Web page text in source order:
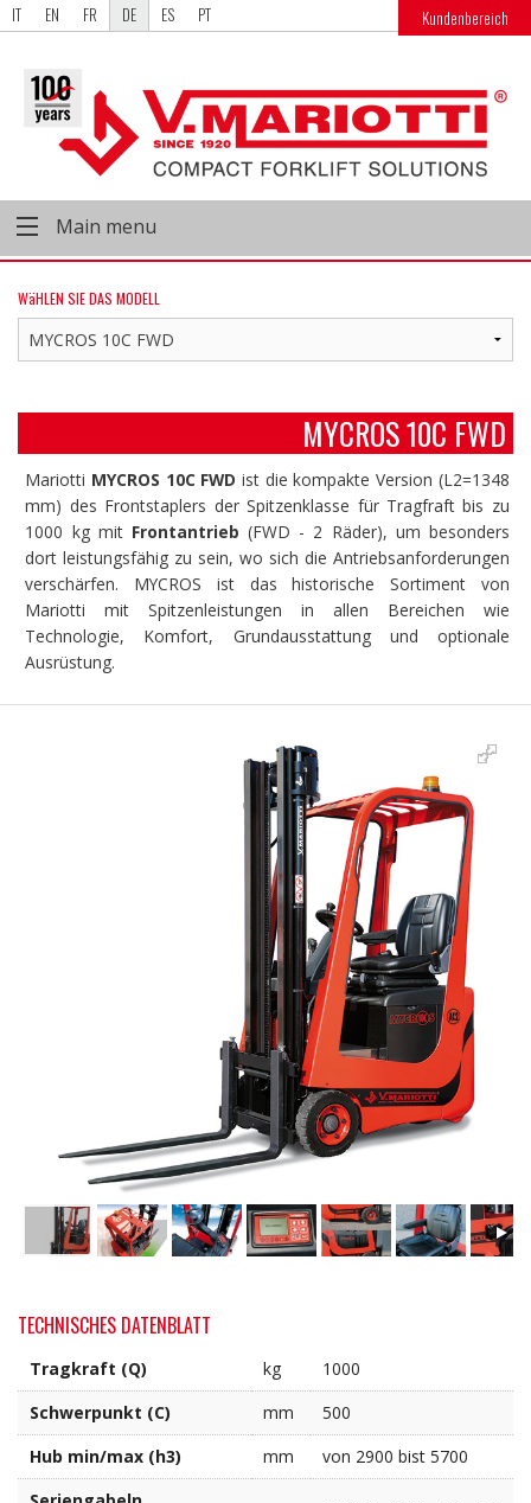
IT EN FR DE ES PT Kundenbereich
Main menu
WäHLEN SIE DAS MODELL
MYCROS 10C FWD
Mariotti MYCROS 10C FWD ist die kompakte Version (L2=1348
mm) des Frontstaplers der Spitzenklasse für Tragfraft bis zu
1000 kg mit Frontantrieb (FWD - 2 Räder), um besonders
dort leistungsfähig zu sein, wo sich die Antriebsanforderungen
verschärfen. MYCROS ist das historische Sortiment von
Mariotti mit Spitzenleistungen in allen Bereichen wie
Technologie, Komfort, Grundausstattung und optionale
Ausrüstung.
TECHNISCHES DATENBLATT
Tragkraft (Q) kg
1000
Schwerpunkt (C)
mm
500
Hub min/max (h3)
mm
von 2900 bist 5700